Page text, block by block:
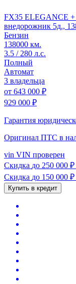
FX35 ELEGANCE +
внедорожник 5д.,
Бензин
138000 км.
3.5 / 280 л.с.
Полный
Автомат
3 владельца
от 643 000 ₽
929 000 ₽
Гарантия
Оригинал ПТС в
vin VIN проверен
Скидка до 250 000 ₽
Скидка до 150 000 ₽
Купить в кредит